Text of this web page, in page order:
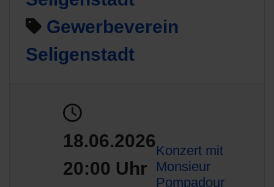
Gewerbeverein
Seligenstadt
18.06.2026
20:00 Uhr
Konzert mit
Monsieur
Pompadour